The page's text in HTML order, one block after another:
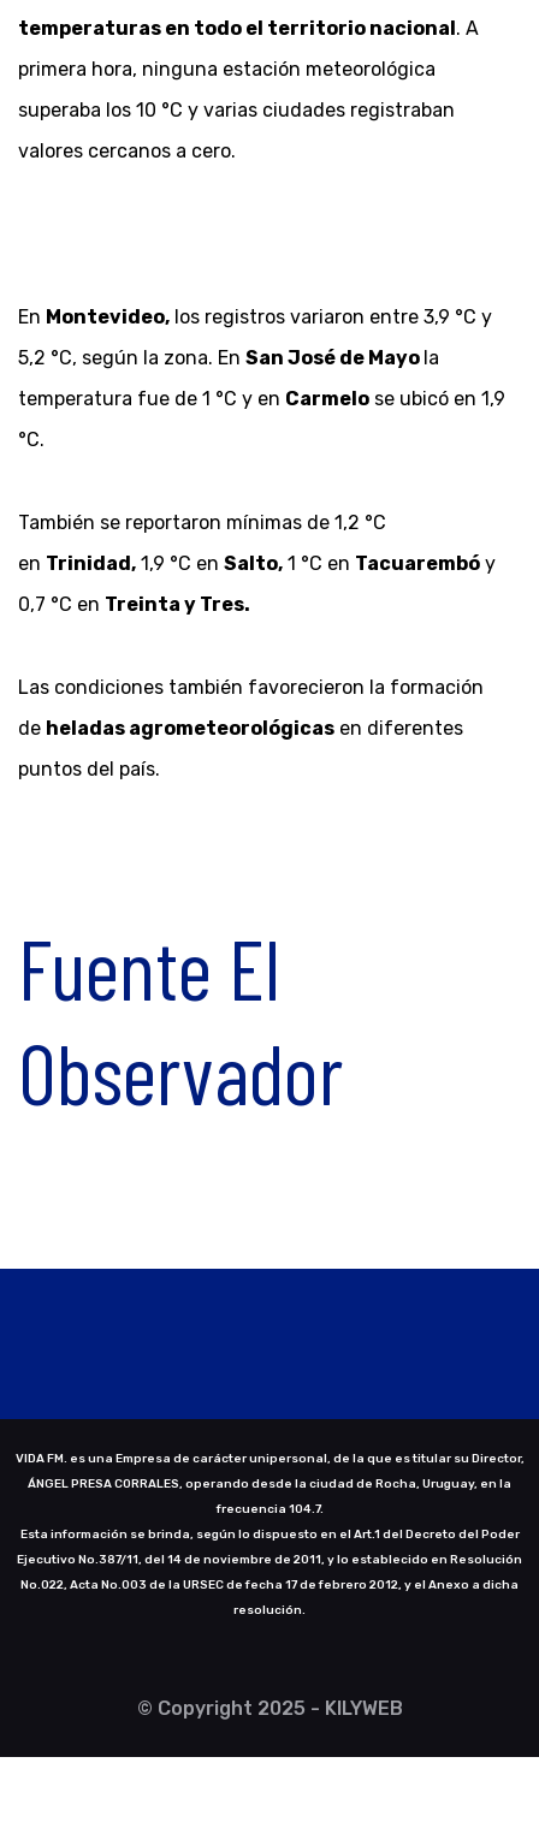
temperaturas en todo el territorio nacional. A
primera hora, ninguna estación meteorológica
superaba los 10 °C y varias ciudades registraban
valores cercanos a cero.
En Montevideo, los registros variaron entre 3,9 °C y
5,2 °C, según la zona. En San José de Mayo la
temperatura fue de 1 °C y en Carmelo se ubicó en 1,9
°C.
También se reportaron mínimas de 1,2 °C
en Trinidad, 1,9 °C en Salto, 1 °C en Tacuarembó y
0,7 °C en Treinta y Tres.
Las condiciones también favorecieron la formación
de heladas agrometeorológicas en diferentes
puntos del país.
Fuente El
Observador
VIDA FM. es una Empresa de carácter unipersonal, de la que es titular su Director,
ÁNGEL PRESA CORRALES, operando desde la ciudad de Rocha, Uruguay, en la
frecuencia 104.7.
Esta información se brinda, según lo dispuesto en el Art.1 del Decreto del Poder
Ejecutivo No.387/11, del 14 de noviembre de 2011, y lo establecido en Resolución
No.022, Acta No.003 de la URSEC de fecha 17 de febrero 2012, y el Anexo a dicha
resolución.
© Copyright 2025 - KILYWEB